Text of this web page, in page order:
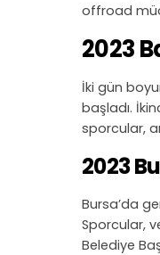
offroad
2023
İki gün
başladı.
sporcular,
2023
Bursa’da
Sporcular,
Belediye